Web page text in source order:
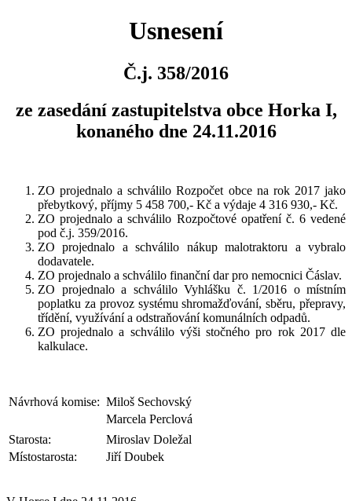
Usnesení
Č.j. 358/2016
ze zasedání zastupitelstva obce Horka I,
konaného dne 24.11.2016
ZO projednalo a schválilo Rozpočet obce na rok 2017 jako
přebytkový, příjmy 5 458 700,- Kč a výdaje 4 316 930,- Kč.
ZO projednalo a schválilo Rozpočtové opatření č. 6 vedené
pod č.j. 359/2016.
ZO projednalo a schválilo nákup malotraktoru a vybralo
dodavatele.
ZO projednalo a schválilo finanční dar pro nemocnici Čáslav.
ZO projednalo a schválilo Vyhlášku č. 1/2016 o místním
poplatku za provoz systému shromažďování, sběru, přepravy,
třídění, využívání a odstraňování komunálních odpadů.
ZO projednalo a schválilo výši stočného pro rok 2017 dle
kalkulace.
Návrhová komise: Miloš Sechovský
Marcela Perclová
Starosta:
Miroslav Doležal
Místostarosta:
Jiří Doubek